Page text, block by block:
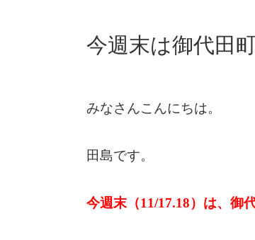
今週末は御代田
みなさんこんにちは。
田島です。
今週末（11/17.18）は、御